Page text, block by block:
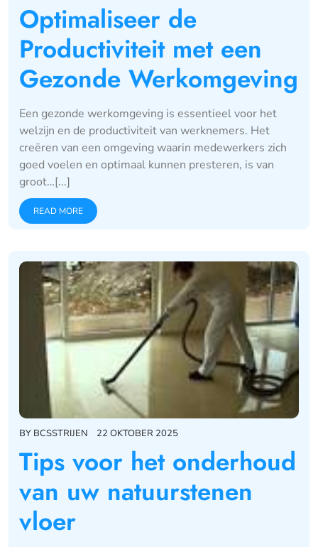
Optimaliseer de
Productiviteit met een
Gezonde Werkomgeving
Een gezonde werkomgeving is essentieel voor het
welzijn en de productiviteit van werknemers. Het
creëren van een omgeving waarin medewerkers zich
goed voelen en optimaal kunnen presteren, is van
groot…[...]
READ MORE
BY BCSSTRIJEN 22 OKTOBER 2025
Tips voor het onderhoud
van uw natuurstenen
vloer